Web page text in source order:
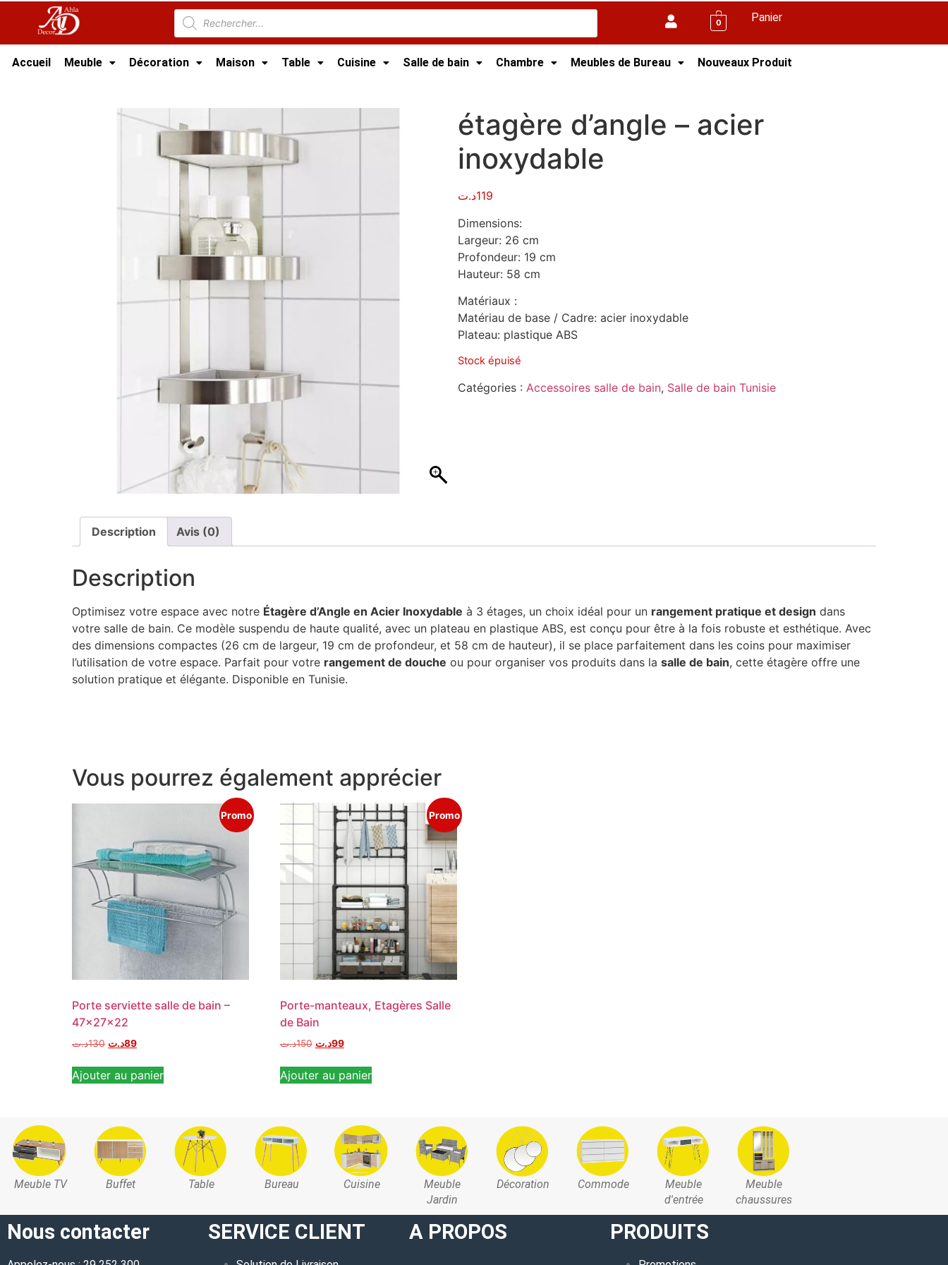
0 Panier
Accueil Meuble Décoration Maison Table Cuisine Salle de bain Chambre Meubles de Bureau Nouveaux Produit
étagère d’angle – acier
inoxydable
119د.ت
Dimensions:
Largeur: 26 cm
Profondeur: 19 cm
Hauteur: 58 cm
Matériaux :
Matériau de base / Cadre: acier inoxydable
Plateau: plastique ABS
Stock épuisé
Catégories : Accessoires salle de bain, Salle de bain Tunisie
Description Avis (0)
Description
Optimisez votre espace avec notre Étagère d’Angle en Acier Inoxydable à 3 étages, un choix idéal pour un rangement pratique et design dans
votre salle de bain. Ce modèle suspendu de haute qualité, avec un plateau en plastique ABS, est conçu pour être à la fois robuste et esthétique. Avec
des dimensions compactes (26 cm de largeur, 19 cm de profondeur, et 58 cm de hauteur), il se place parfaitement dans les coins pour maximiser
l’utilisation de votre espace. Parfait pour votre rangement de douche ou pour organiser vos produits dans la salle de bain, cette étagère offre une
solution pratique et élégante. Disponible en Tunisie.
Vous pourrez également apprécier
Promo
Porte serviette salle de bain –
47x27x22
130د.ت 89د.ت
Ajouter au panier
Promo
Porte-manteaux, Etagères Salle
de Bain
150د.ت 99د.ت
Ajouter au panier
Meuble TV Buffet Table Bureau Cuisine
Meuble
Jardin
Décoration Commode
Meuble
d'entrée
Meuble
chaussures
Nous contacter SERVICE CLIENT A PROPOS PRODUITS